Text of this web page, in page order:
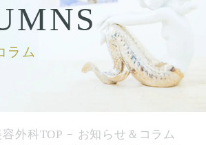
ラム
外科TOP
お知らせ＆コラム